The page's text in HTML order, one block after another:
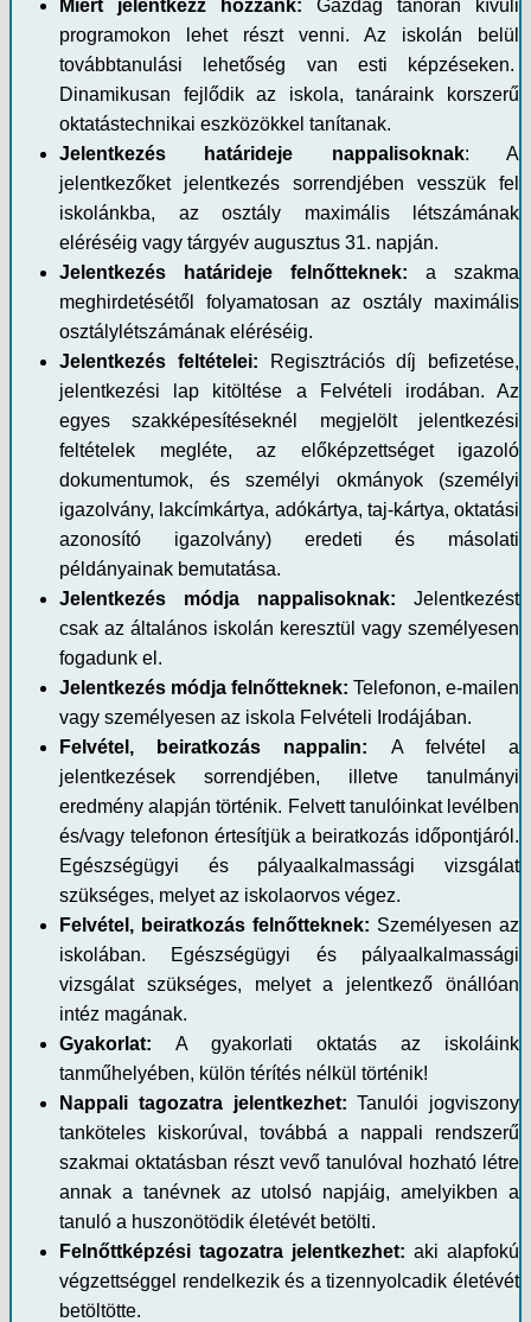
Miért jelentkezz hozzánk: Gazdag tanórán kívüli
programokon lehet részt venni. Az iskolán belül
továbbtanulási lehetőség van esti képzéseken.
Dinamikusan fejlődik az iskola, tanáraink korszerű
oktatástechnikai eszközökkel tanítanak.
Jelentkezés határideje nappalisoknak: A
jelentkezőket jelentkezés sorrendjében vesszük fel
iskolánkba, az osztály maximális létszámának
eléréséig vagy tárgyév augusztus 31. napján.
Jelentkezés határideje felnőtteknek: a szakma
meghirdetésétől folyamatosan az osztály maximális
osztálylétszámának eléréséig.
Jelentkezés feltételei: Regisztrációs díj befizetése,
jelentkezési lap kitöltése a Felvételi irodában. Az
egyes szakképesítéseknél megjelölt jelentkezési
feltételek megléte, az előképzettséget igazoló
dokumentumok, és személyi okmányok (személyi
igazolvány, lakcímkártya, adókártya, taj-kártya, oktatási
azonosító igazolvány) eredeti és másolati
példányainak bemutatása.
Jelentkezés módja nappalisoknak: Jelentkezést
csak az általános iskolán keresztül vagy személyesen
fogadunk el.
Jelentkezés módja felnőtteknek: Telefonon, e-mailen
vagy személyesen az iskola Felvételi Irodájában.
Felvétel, beiratkozás nappalin: A felvétel a
jelentkezések sorrendjében, illetve tanulmányi
eredmény alapján történik. Felvett tanulóinkat levélben
és/vagy telefonon értesítjük a beiratkozás időpontjáról.
Egészségügyi és pályaalkalmassági vizsgálat
szükséges, melyet az iskolaorvos végez.
Felvétel, beiratkozás felnőtteknek: Személyesen az
iskolában. Egészségügyi és pályaalkalmassági
vizsgálat szükséges, melyet a jelentkező önállóan
intéz magának.
Gyakorlat: A gyakorlati oktatás az iskoláink
tanműhelyében, külön térítés nélkül történik!
Nappali tagozatra jelentkezhet: Tanulói jogviszony
tanköteles kiskorúval, továbbá a nappali rendszerű
szakmai oktatásban részt vevő tanulóval hozható létre
annak a tanévnek az utolsó napjáig, amelyikben a
tanuló a huszonötödik életévét betölti.
Felnőttképzési tagozatra jelentkezhet: aki alapfokú
végzettséggel rendelkezik és a tizennyolcadik életévét
betöltötte.